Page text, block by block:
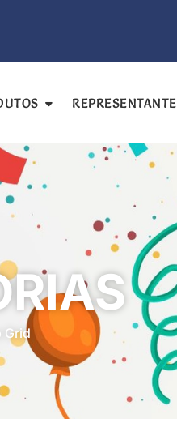
REPRESENTANTE
Grid